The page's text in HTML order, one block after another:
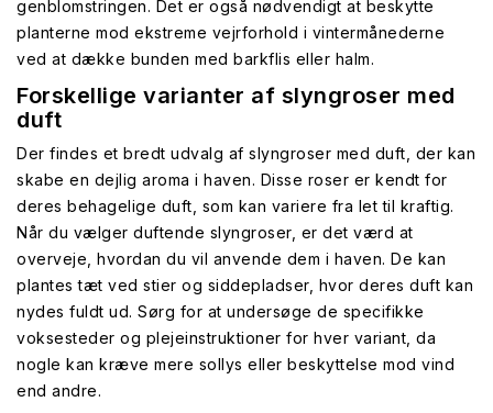
genblomstringen. Det er også nødvendigt at beskytte
planterne mod ekstreme vejrforhold i vintermånederne
ved at dække bunden med barkflis eller halm.
Forskellige varianter af slyngroser med
duft
Der findes et bredt udvalg af slyngroser med duft, der kan
skabe en dejlig aroma i haven. Disse roser er kendt for
deres behagelige duft, som kan variere fra let til kraftig.
Når du vælger duftende slyngroser, er det værd at
overveje, hvordan du vil anvende dem i haven. De kan
plantes tæt ved stier og siddepladser, hvor deres duft kan
nydes fuldt ud. Sørg for at undersøge de specifikke
voksesteder og plejeinstruktioner for hver variant, da
nogle kan kræve mere sollys eller beskyttelse mod vind
end andre.